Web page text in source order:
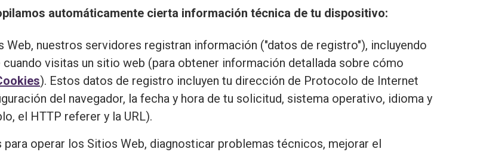
automáticamente cierta información técnica de tu dispositivo:
Web, nuestros servidores registran información ("datos de registro"), incluyendo
visitas un sitio web (para obtener información detallada sobre cómo
). Estos datos de registro incluyen tu dirección de Protocolo de Internet
del navegador, la fecha y hora de tu solicitud, sistema operativo, idioma y
el HTTP referer y la URL).
operar los Sitios Web, diagnosticar problemas técnicos, mejorar el